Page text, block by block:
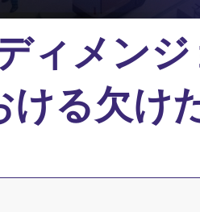
ィメン
る欠け